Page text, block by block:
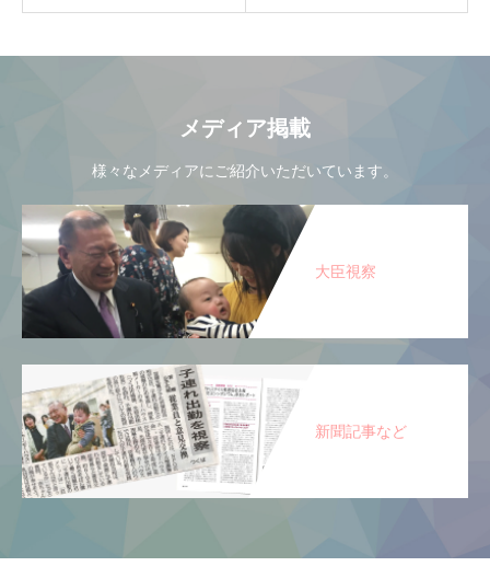
メディア掲載
様々なメディアにご紹介いただいています。
大臣視察
新聞記事など